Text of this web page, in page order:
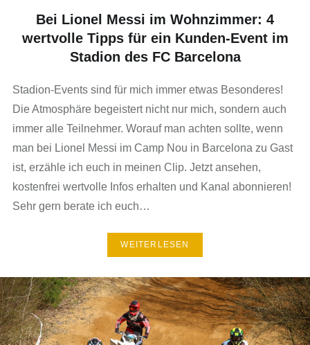
Bei Lionel Messi im Wohnzimmer: 4
wertvolle Tipps für ein Kunden-Event im
Stadion des FC Barcelona
Stadion-Events sind für mich immer etwas Besonderes!
Die Atmosphäre begeistert nicht nur mich, sondern auch
immer alle Teilnehmer. Worauf man achten sollte, wenn
man bei Lionel Messi im Camp Nou in Barcelona zu Gast
ist, erzähle ich euch in meinen Clip. Jetzt ansehen,
kostenfrei wertvolle Infos erhalten und Kanal abonnieren!
Sehr gern berate ich euch…
WEITERLESEN